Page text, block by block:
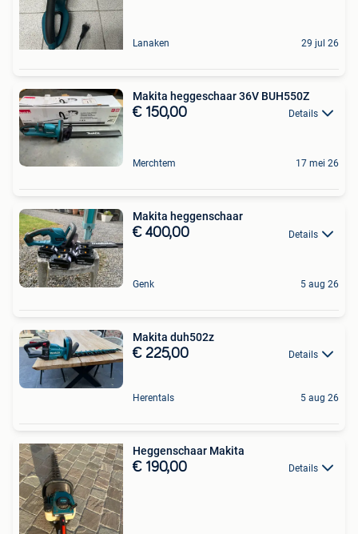
Lanaken 29 jul 26
Makita heggeschaar 36V BUH550Z
€ 150,00 Details
Merchtem 17 mei 26
Makita heggenschaar
€ 400,00 Details
Genk 5 aug 26
Makita duh502z
€ 225,00 Details
Herentals 5 aug 26
Heggenschaar Makita
€ 190,00 Details